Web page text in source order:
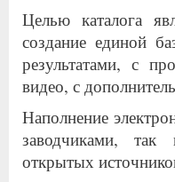
Целью каталога
создание единой
результатами, с
видео, с
Наполнение
заводчиками,
открытых